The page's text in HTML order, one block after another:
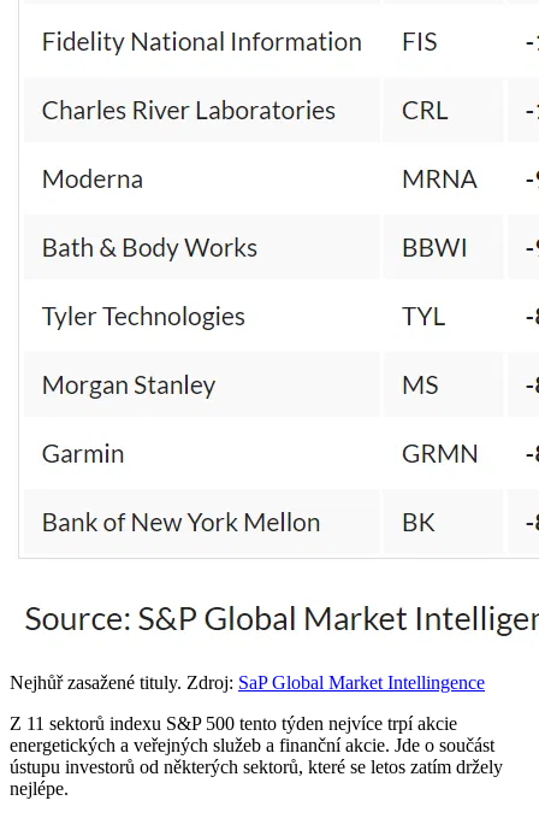
Nejhůř zasažené tituly. Zdroj: SaP Global Market Intellingence
Z 11 sektorů indexu S&P 500 tento týden nejvíce trpí akcie
energetických a veřejných služeb a finanční akcie. Jde o součást
ústupu investorů od některých sektorů, které se letos zatím držely
nejlépe.